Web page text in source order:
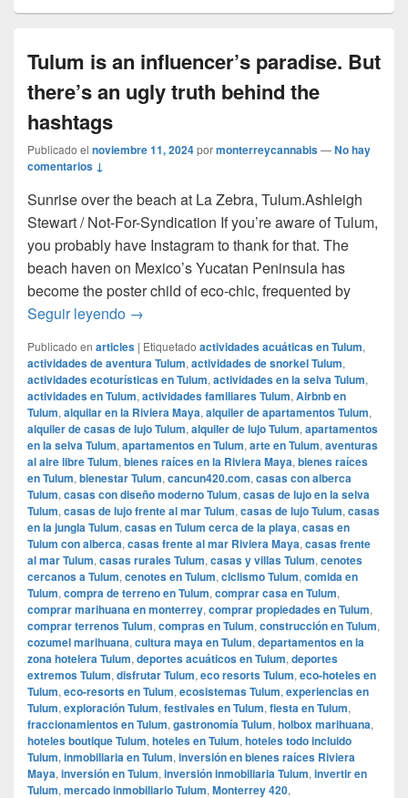
Tulum is an influencer’s paradise. But
there’s an ugly truth behind the
hashtags
Publicado el noviembre 11, 2024pormonterreycannabis—No hay
comentarios ↓
Sunrise over the beach at La Zebra, Tulum.Ashleigh
Stewart / Not-For-Syndication If you’re aware of Tulum,
you probably have Instagram to thank for that. The
beach haven on Mexico’s Yucatan Peninsula has
become the poster child of eco-chic, frequented by
Seguir leyendo Tulum is an influencer’s paradise. But
→
Publicado en articles | Etiquetado actividades acuáticas en Tulum,
actividades de aventura Tulum, actividades de snorkel Tulum,
actividades ecoturísticas en Tulum, actividades en la selva Tulum,
actividades en Tulum, actividades familiares Tulum, Airbnb en
Tulum, alquilar en la Riviera Maya, alquiler de apartamentos Tulum,
alquiler de casas de lujo Tulum, alquiler de lujo Tulum, apartamentos
en la selva Tulum, apartamentos en Tulum, arte en Tulum, aventuras
al aire libre Tulum, bienes raíces en la Riviera Maya, bienes raíces
en Tulum, bienestar Tulum, cancun420.com, casas con alberca
Tulum, casas con diseño moderno Tulum, casas de lujo en la selva
Tulum, casas de lujo frente al mar Tulum, casas de lujo Tulum, casas
en la jungla Tulum, casas en Tulum cerca de la playa, casas en
Tulum con alberca, casas frente al mar Riviera Maya, casas frente
al mar Tulum, casas rurales Tulum, casas y villas Tulum, cenotes
cercanos a Tulum, cenotes en Tulum, ciclismo Tulum, comida en
Tulum, compra de terreno en Tulum, comprar casa en Tulum,
comprar marihuana en monterrey, comprar propiedades en Tulum,
comprar terrenos Tulum, compras en Tulum, construcción en Tulum,
cozumel marihuana, cultura maya en Tulum, departamentos en la
zona hotelera Tulum, deportes acuáticos en Tulum, deportes
extremos Tulum, disfrutar Tulum, eco resorts Tulum, eco-hoteles en
Tulum, eco-resorts en Tulum, ecosistemas Tulum, experiencias en
Tulum, exploración Tulum, festivales en Tulum, fiesta en Tulum,
fraccionamientos en Tulum, gastronomía Tulum, holbox marihuana,
hoteles boutique Tulum, hoteles en Tulum, hoteles todo incluido
Tulum, inmobiliaria en Tulum, inversión en bienes raíces Riviera
Maya, inversión en Tulum, inversión inmobiliaria Tulum, invertir en
Tulum, mercado inmobiliario Tulum, Monterrey 420,